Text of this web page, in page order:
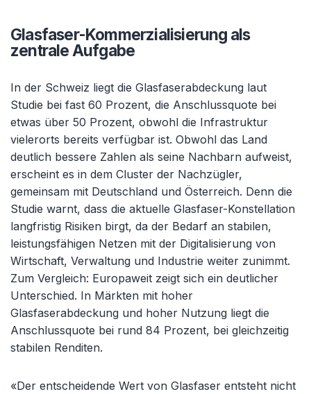
Glasfaser-Kommerzialisierung als
zentrale Aufgabe
In der Schweiz liegt die Glasfaserabdeckung laut
Studie bei fast 60 Prozent, die Anschlussquote bei
etwas über 50 Prozent, obwohl die Infrastruktur
vielerorts bereits verfügbar ist. Obwohl das Land
deutlich bessere Zahlen als seine Nachbarn aufweist,
erscheint es in dem Cluster der Nachzügler,
gemeinsam mit Deutschland und Österreich. Denn die
Studie warnt, dass die aktuelle Glasfaser-Konstellation
langfristig Risiken birgt, da der Bedarf an stabilen,
leistungsfähigen Netzen mit der Digitalisierung von
Wirtschaft, Verwaltung und Industrie weiter zunimmt.
Zum Vergleich: Europaweit zeigt sich ein deutlicher
Unterschied. In Märkten mit hoher
Glasfaserabdeckung und hoher Nutzung liegt die
Anschlussquote bei rund 84 Prozent, bei gleichzeitig
stabilen Renditen.
«Der entscheidende Wert von Glasfaser entsteht nicht